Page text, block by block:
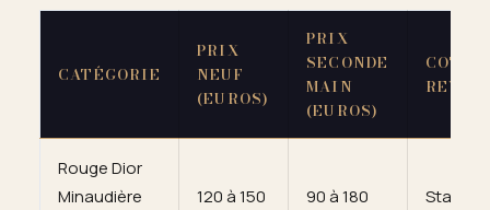
CATÉGORIE
PRIX
NEUF
(EUROS)
PRIX
SECONDE
MAIN
(EUROS)
COTE
Rouge Dior
Minaudière
120 à 150 90 à 180 Stable